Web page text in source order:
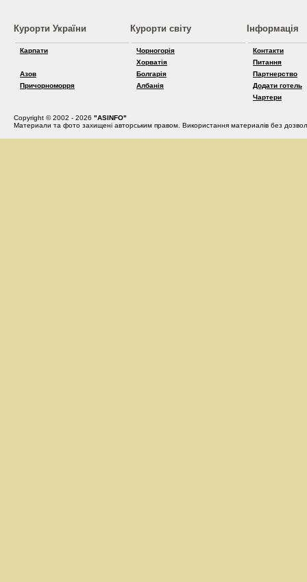
Курорти України
Карпати
Азов
Причорноморря
Курорти світу
Чорногорія
Хорватія
Болгарія
Албанія
Інформація
Контакти
Питання
Партнерство
Додати готель
Чартери
Copyright © 2002 - 2026 "ASINFO"
Материали та фото захищені авторським правом. Використання материалів без